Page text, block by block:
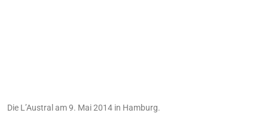
Die L’Austral am 9. Mai 2014 in Hamburg.